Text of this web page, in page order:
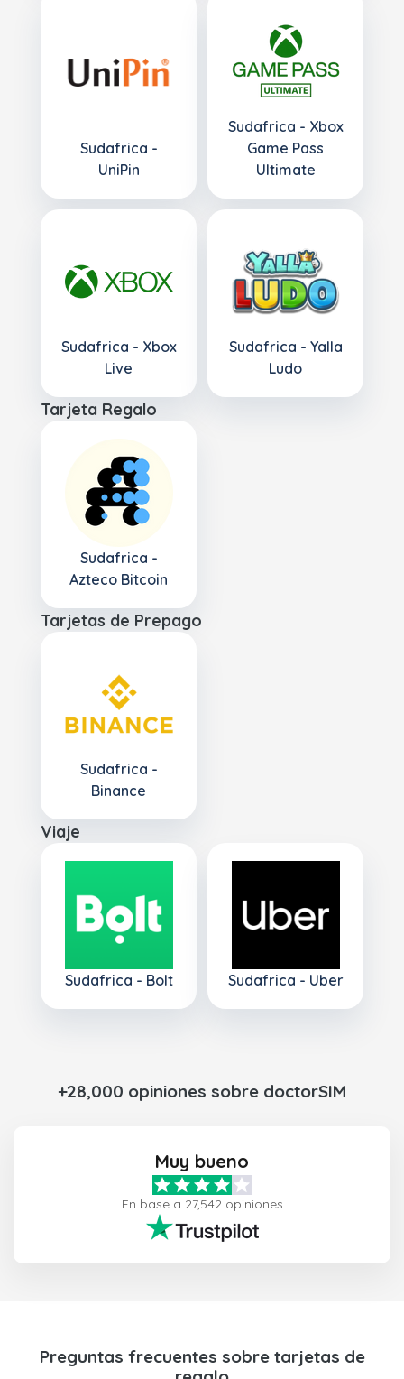
Sudafrica -
UniPin
Sudafrica - Xbox
Game Pass
Ultimate
Sudafrica - Xbox
Live
Sudafrica - Yalla
Ludo
Tarjeta Regalo
Sudafrica -
Azteco Bitcoin
Tarjetas de Prepago
Sudafrica -
Binance
Viaje
Sudafrica - Bolt Sudafrica - Uber
+28,000 opiniones sobre doctorSIM
Muy bueno
En base a 27,542 opiniones
Preguntas frecuentes sobre tarjetas de